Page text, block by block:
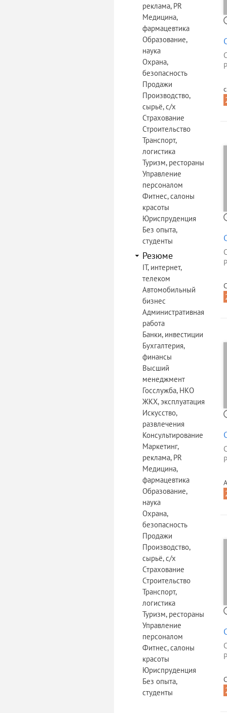
реклама, PR
Медицина,
фармацевтика
Образование,
наука
Охрана,
безопасность
Продажи
Производство,
сырьё, с/х
Страхование
Строительство
Транспорт,
логистика
Туризм, рестораны
Управление
персоналом
Фитнес, салоны
красоты
Юриспруденция
Без опыта,
студенты
Резюме
IT, интернет,
телеком
Автомобильный
бизнес
Административная
работа
Банки, инвестиции
Бухгалтерия,
финансы
Высший
менеджмент
Госслужба, НКО
ЖКХ, эксплуатация
Искусство,
развлечения
Консультирование
Маркетинг,
реклама, PR
Медицина,
фармацевтика
Образование,
наука
Охрана,
безопасность
Продажи
Производство,
сырьё, с/х
Страхование
Строительство
Транспорт,
логистика
Туризм, рестораны
Управление
персоналом
Фитнес, салоны
красоты
Юриспруденция
Без опыта,
студенты